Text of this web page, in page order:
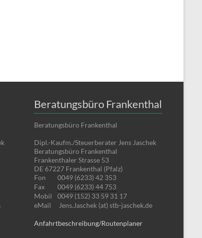
Beratungsbüro Frankenthal
Beratungsbüro Frankenthal
Dipl.-Kaufm./Steuerberater Jens Jaschek
Beratungsbüro Frankenthal
Frankenthaler Strasse 53
DE 67227 Frankenthal (Pfalz)
Fon
0049 (6233) 42 353
Fax
0049 (6233) 44 753
Mobil
0049 (152) 33 59 31 17
eMail
Jens.Jaschek (at) stb-jaschek.de
Anfahrtbeschreibung/Routenplaner